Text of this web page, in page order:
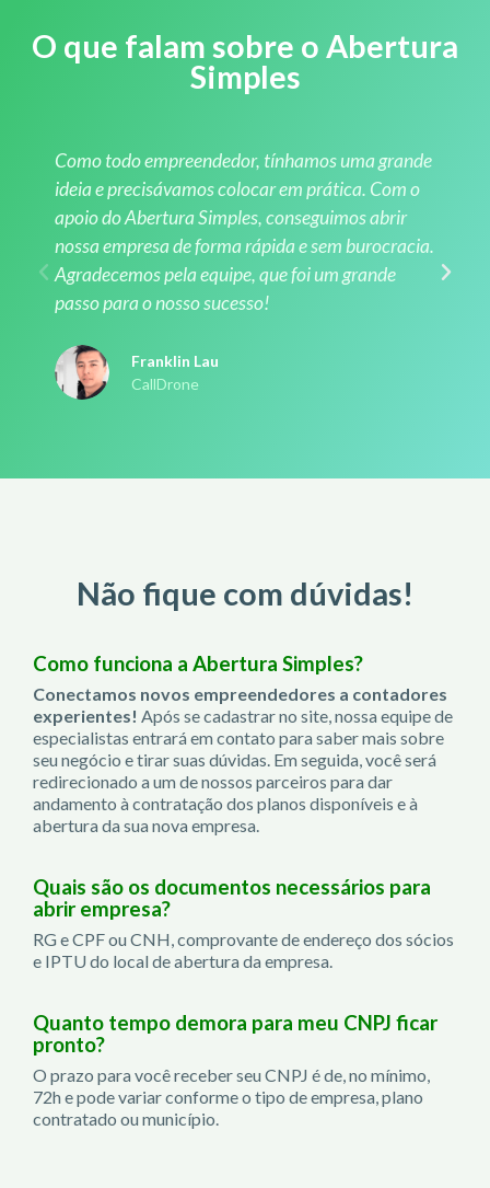
O que falam sobre o Abertura
Simples
Como todo empreendedor, tínhamos uma grande
ideia e precisávamos colocar em prática. Com o
apoio do Abertura Simples, conseguimos abrir
nossa empresa de forma rápida e sem burocracia.
Agradecemos pela equipe, que foi um grande
passo para o nosso sucesso!
Franklin Lau
CallDrone
Não fique com dúvidas!
Como funciona a Abertura Simples?
Conectamos novos empreendedores a contadores
experientes! Após se cadastrar no site, nossa equipe de
especialistas entrará em contato para saber mais sobre
seu negócio e tirar suas dúvidas. Em seguida, você será
redirecionado a um de nossos parceiros para dar
andamento à contratação dos planos disponíveis e à
abertura da sua nova empresa.
Quais são os documentos necessários para
abrir empresa?
RG e CPF ou CNH, comprovante de endereço dos sócios
e IPTU do local de abertura da empresa.
Quanto tempo demora para meu CNPJ ficar
pronto?
O prazo para você receber seu CNPJ é de, no mínimo,
72h e pode variar conforme o tipo de empresa, plano
contratado ou município.